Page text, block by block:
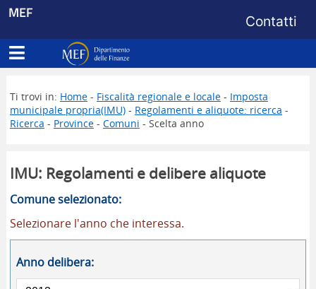
MEF Menu di
Contatti
Apri menu principale
Dipartimento delle Finanze
Ti trovi in: Home- Fiscalità regionale e locale- Imposta
municipale propria(IMU)- Regolamenti e aliquote: ricerca -
Ricerca - Province- Comuni - Scelta anno
IMU: Regolamenti e delibere aliquote
Comune selezionato:
Selezionare l'anno che interessa.
Anno delibera: